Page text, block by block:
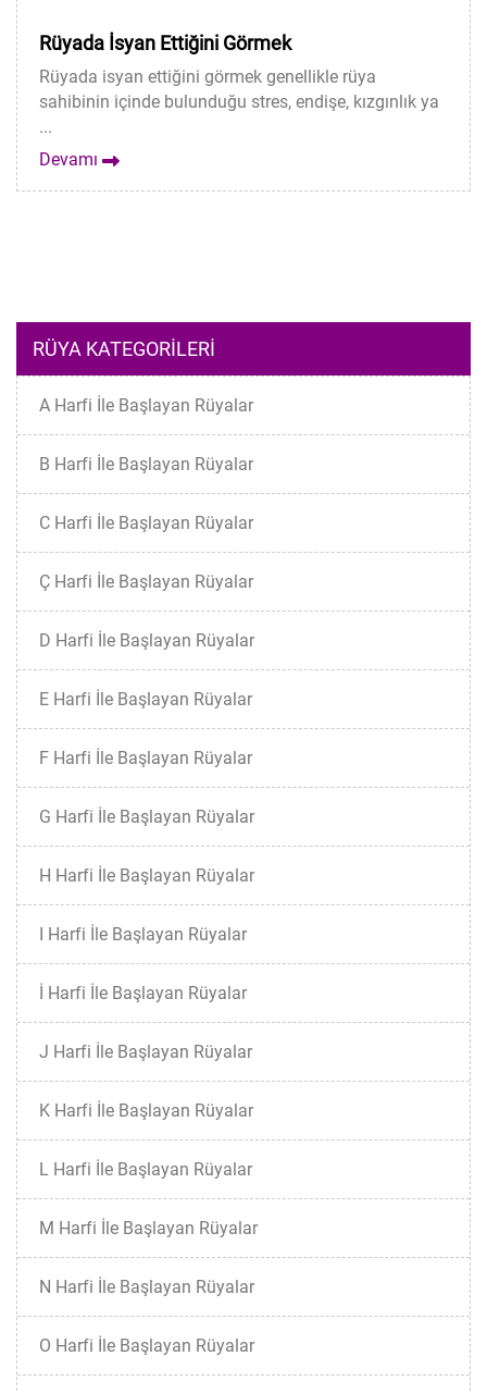
Rüyada İsyan Ettiğini Görmek
Rüyada isyan ettiğini görmek genellikle rüya
sahibinin içinde bulunduğu stres, endişe, kızgınlık ya
...
Devamı
RÜYA KATEGORILERI
A Harfi İle Başlayan Rüyalar
B Harfi İle Başlayan Rüyalar
C Harfi İle Başlayan Rüyalar
Ç Harfi İle Başlayan Rüyalar
D Harfi İle Başlayan Rüyalar
E Harfi İle Başlayan Rüyalar
F Harfi İle Başlayan Rüyalar
G Harfi İle Başlayan Rüyalar
H Harfi İle Başlayan Rüyalar
I Harfi İle Başlayan Rüyalar
İ Harfi İle Başlayan Rüyalar
J Harfi İle Başlayan Rüyalar
K Harfi İle Başlayan Rüyalar
L Harfi İle Başlayan Rüyalar
M Harfi İle Başlayan Rüyalar
N Harfi İle Başlayan Rüyalar
O Harfi İle Başlayan Rüyalar